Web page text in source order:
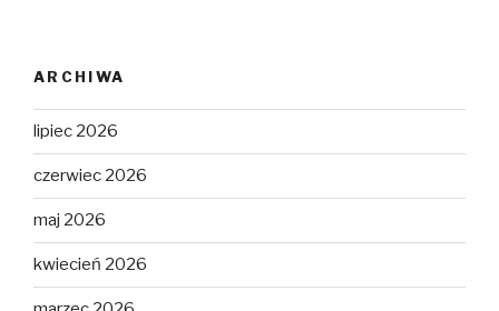
ARCHIWA
lipiec 2026
czerwiec 2026
maj 2026
kwiecień 2026